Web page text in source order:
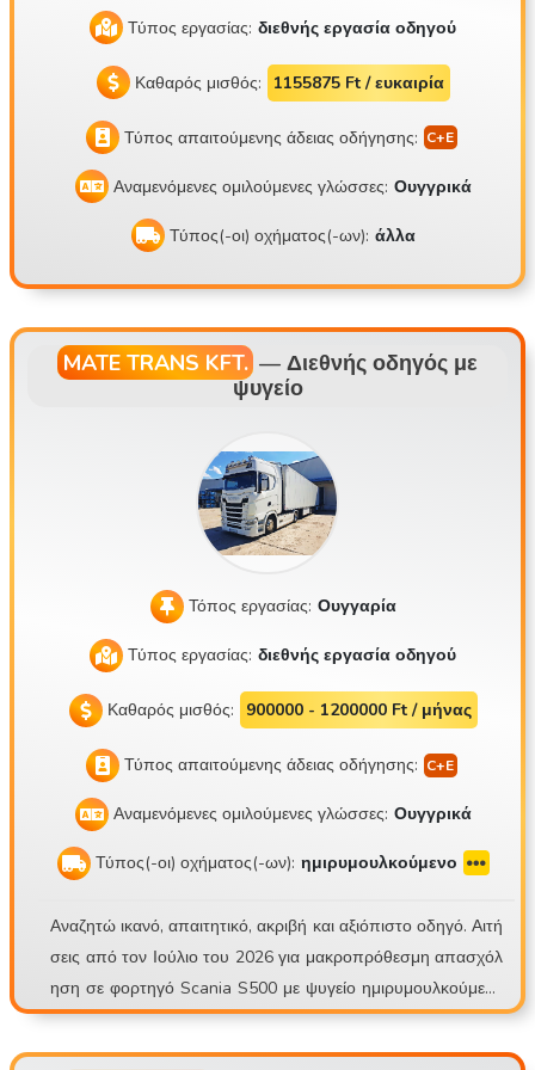
Τύπος εργασίας: διεθνής εργασία οδηγού
Καθαρός μισθός: 1155875 Ft / ευκαιρία
Τύπος απαιτούμενης άδειας οδήγησης:
Αναμενόμενες ομιλούμενες γλώσσες: Ουγγρικά
Τύπος(-οι) οχήματος(-ων): άλλα
MATE TRANS KFT. — Διεθνής οδηγός με
ψυγείο
Τόπος εργασίας: Ουγγαρία
Τύπος εργασίας: διεθνής εργασία οδηγού
Καθαρός μισθός: 900000 - 1200000 Ft / μήνας
Τύπος απαιτούμενης άδειας οδήγησης:
Αναμενόμενες ομιλούμενες γλώσσες: Ουγγρικά
Τύπος(-οι) οχήματος(-ων): ημιρυμουλκούμενο
Αναζητώ ικανό, απαιτητικό, ακριβή και αξιόπιστο οδηγό. Αιτή
σεις από τον Ιούλιο του 2026 για μακροπρόθεσμη απασχόλ
ηση σε φορτηγό Scania S500 με ψυγείο ημιρυμουλκούμενο
Schmitz Sko24. Mate Trans Kft. https://matetrans.webnode.
hu/ Το σύνθημά μας είναι «Επαγγελματικά ή καθόλου!» Λόγω